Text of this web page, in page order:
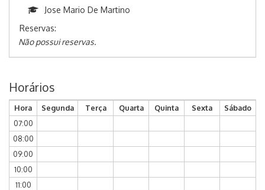
Jose Mario De Martino
Reservas:
Não possui reservas.
Horários
Hora Segunda Terça Quarta Quinta Sexta
Sábado
07:00
08:00
09:00
10:00
11:00